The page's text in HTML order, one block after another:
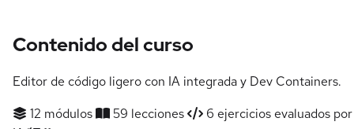
Contenido del curso
Editor de código ligero con IA integrada y Dev Containers.
12 módulos
59 lecciones
6 ejercicios evaluados por